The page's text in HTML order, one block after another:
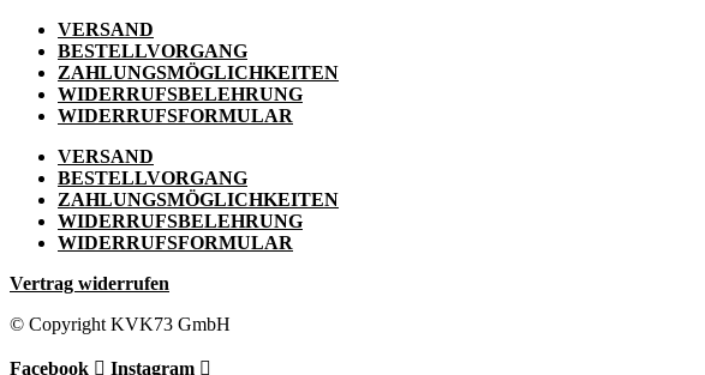
VERSAND
BESTELLVORGANG
ZAHLUNGSMÖGLICHKEITEN
WIDERRUFSBELEHRUNG
WIDERRUFSFORMULAR
VERSAND
BESTELLVORGANG
ZAHLUNGSMÖGLICHKEITEN
WIDERRUFSBELEHRUNG
WIDERRUFSFORMULAR
Vertrag widerrufen
© Copyright KVK73 GmbH
Facebook Instagram